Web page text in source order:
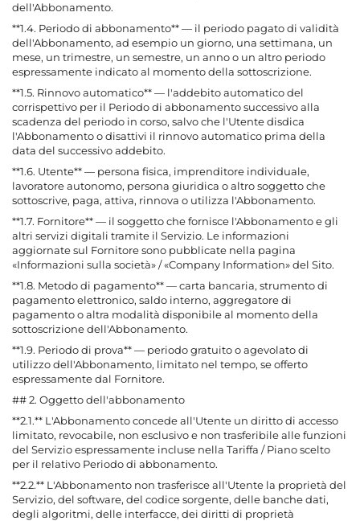
dell'Abbonamento.
**1.4. Periodo di abbonamento** — il periodo pagato di validità
dell'Abbonamento, ad esempio un giorno, una settimana, un
mese, un trimestre, un semestre, un anno o un altro periodo
espressamente indicato al momento della sottoscrizione.
**1.5. Rinnovo automatico** — l'addebito automatico del
corrispettivo per il Periodo di abbonamento successivo alla
scadenza del periodo in corso, salvo che l'Utente disdica
l'Abbonamento o disattivi il rinnovo automatico prima della
data del successivo addebito.
**1.6. Utente** — persona fisica, imprenditore individuale,
lavoratore autonomo, persona giuridica o altro soggetto che
sottoscrive, paga, attiva, rinnova o utilizza l'Abbonamento.
**1.7. Fornitore** — il soggetto che fornisce l'Abbonamento e gli
altri servizi digitali tramite il Servizio. Le informazioni
aggiornate sul Fornitore sono pubblicate nella pagina
«Informazioni sulla società» / «Company Information» del Sito.
**1.8. Metodo di pagamento** — carta bancaria, strumento di
pagamento elettronico, saldo interno, aggregatore di
pagamento o altra modalità disponibile al momento della
sottoscrizione dell'Abbonamento.
**1.9. Periodo di prova** — periodo gratuito o agevolato di
utilizzo dell'Abbonamento, limitato nel tempo, se offerto
espressamente dal Fornitore.
## 2. Oggetto dell'abbonamento
**2.1.** L'Abbonamento concede all'Utente un diritto di accesso
limitato, revocabile, non esclusivo e non trasferibile alle funzioni
del Servizio espressamente incluse nella Tariffa / Piano scelto
per il relativo Periodo di abbonamento.
**2.2.** L'Abbonamento non trasferisce all'Utente la proprietà del
Servizio, del software, del codice sorgente, delle banche dati,
degli algoritmi, delle interfacce, dei diritti di proprietà